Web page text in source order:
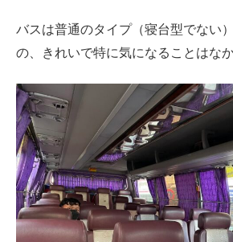
バスは普通のタイプ（寝台型でない
の、きれいで特に気になることはなか